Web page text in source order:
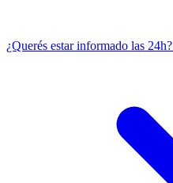
¿Querés estar informado las 24h?